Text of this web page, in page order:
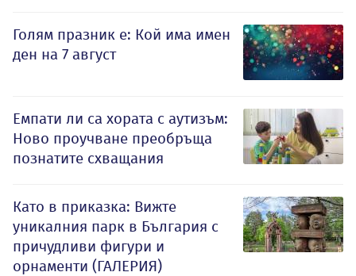
Голям празник е: Кой има имен
ден на 7 август
Емпати ли са хората с аутизъм:
Ново проучване преобръща
познатите схващания
Като в приказка: Вижте
уникалния парк в България с
причудливи фигури и
орнаменти (ГАЛЕРИЯ)